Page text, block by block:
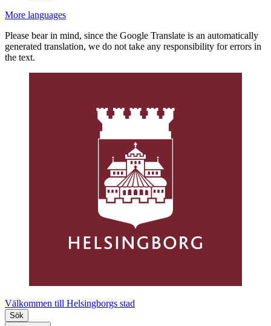
More languages
Please bear in mind, since the Google Translate is an automatically
generated translation, we do not take any responsibility for errors in
the text.
Välkommen till Helsingborgs stad
Sök